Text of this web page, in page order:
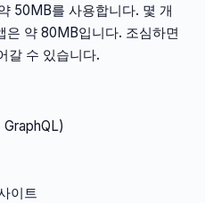
50MB를 사용합니다. 몇 개
은 약 80MB입니다. 조심하면
갈 수 있습니다.
이트